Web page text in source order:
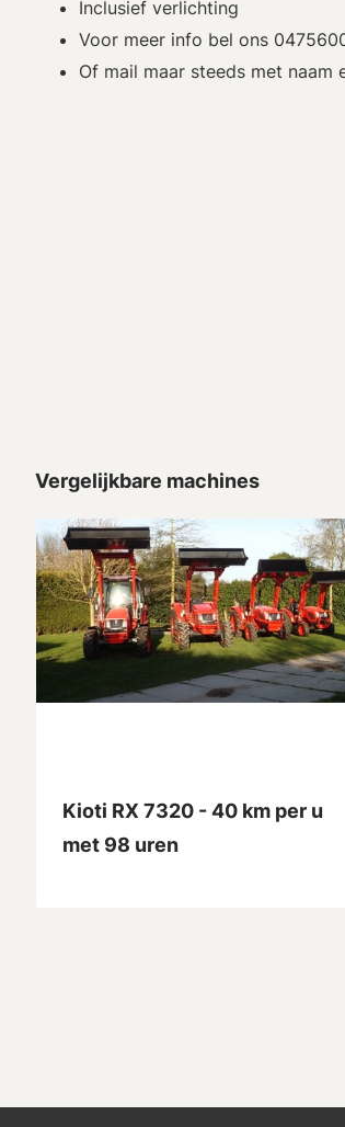
Inclusief verlichting
Voor meer info bel ons
Of mail maar steeds met naam
Vergelijkbare machines
Kioti RX 7320 - 40 km per u
met 98 uren